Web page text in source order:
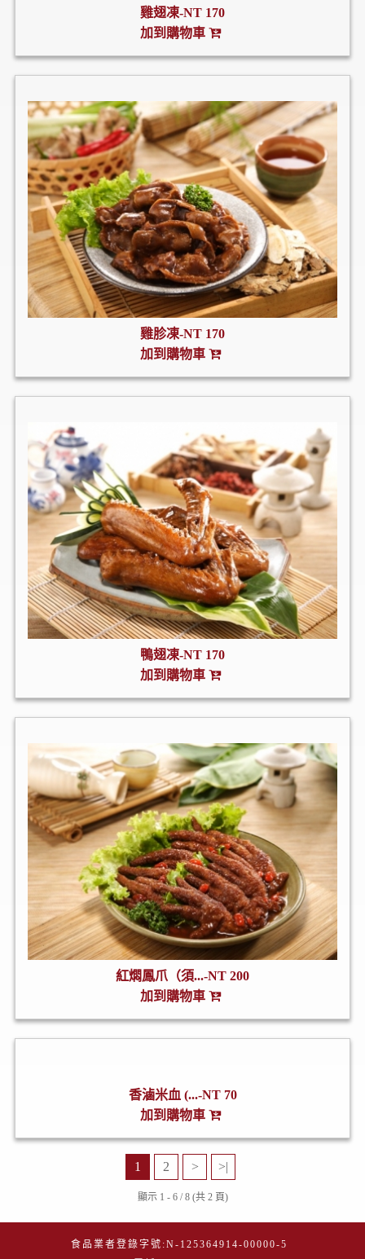
雞翅凍-NT 170
加到購物車
雞胗凍-NT 170
加到購物車
鴨翅凍-NT 170
加到購物車
紅燜鳳爪（須...-NT 200
加到購物車
香滷米血 (...-NT 70
加到購物車
1 2 > >|
顯示 1 - 6 / 8 (共 2 頁)
食品業者登錄字號:N-125364914-00000-5